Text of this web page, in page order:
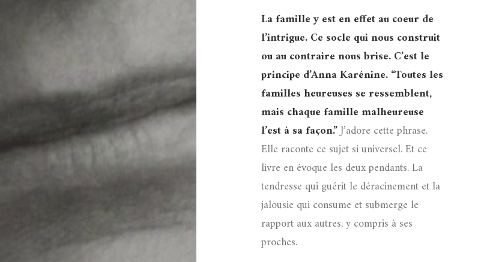
La famille y est en effet au coeur de
l’intrigue. Ce socle qui nous construit
ou au contraire nous brise. C’est le
principe d’Anna Karénine. “Toutes les
familles heureuses se ressemblent,
mais chaque famille malheureuse
l’est à sa façon.”J’adore cette phrase.
Elle raconte ce sujet si universel. Et ce
livre en évoque les deux pendants. La
tendresse qui guérit le déracinement et la
jalousie qui consume et submerge le
rapport aux autres, y compris à ses
proches.